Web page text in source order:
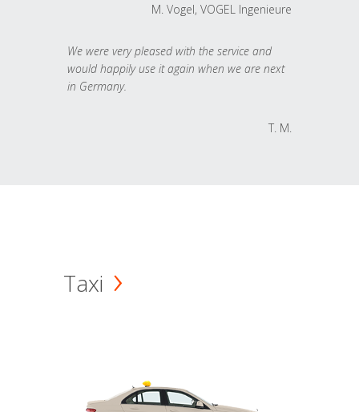
M. Vogel, VOGEL Ingenieure
We were very pleased with the service and
would happily use it again when we are next
in Germany.
T. M.
Taxi